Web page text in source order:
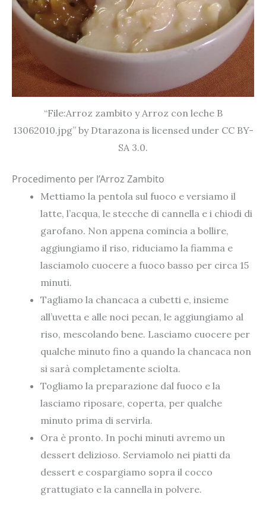
“File:Arroz zambito y Arroz con leche B
13062010.jpg” by Dtarazona is licensed under CC BY-
SA 3.0.
Procedimento per l’Arroz Zambito
Mettiamo la pentola sul fuoco e versiamo il
latte, l’acqua, le stecche di cannella e i chiodi di
garofano. Non appena comincia a bollire,
aggiungiamo il riso, riduciamo la fiamma e
lasciamolo cuocere a fuoco basso per circa 15
minuti.
Tagliamo la chancaca a cubetti e, insieme
all’uvetta e alle noci pecan, le aggiungiamo al
riso, mescolando bene. Lasciamo cuocere per
qualche minuto fino a quando la chancaca non
si sarà completamente sciolta.
Togliamo la preparazione dal fuoco e la
lasciamo riposare, coperta, per qualche
minuto prima di servirla.
Ora è pronto. In pochi minuti avremo un
dessert delizioso. Serviamolo nei piatti da
dessert e cospargiamo sopra il cocco
grattugiato e la cannella in polvere.